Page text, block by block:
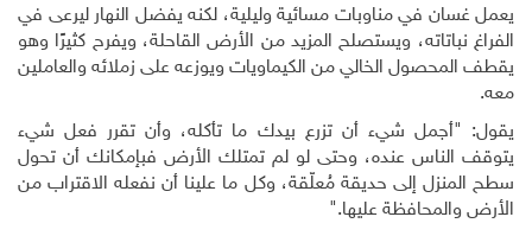
يعمل غسان في مناوبات مسائية وليلية، لكنه يفضل النهار ليرعى في
الفراغ نباتاته، ويستصلح المزيد من الأرض القاحلة، ويفرح كثيرًا وهو
يقطف المحصول الخالي من الكيماويات ويوزعه على زملائه والعاملين
معه.
يقول: "أجمل شيء أن تزرع بيدك ما تأكله، وأن تقرر فعل شيء
يتوقف الناس عنده، وحتى لو لم تمتلك الأرض فبإمكانك أن تحول
سطح المنزل إلى حديقة مُعلّقة، وكل ما علينا أن نفعله الاقتراب من
الأرض والمحافظة عليها.
"